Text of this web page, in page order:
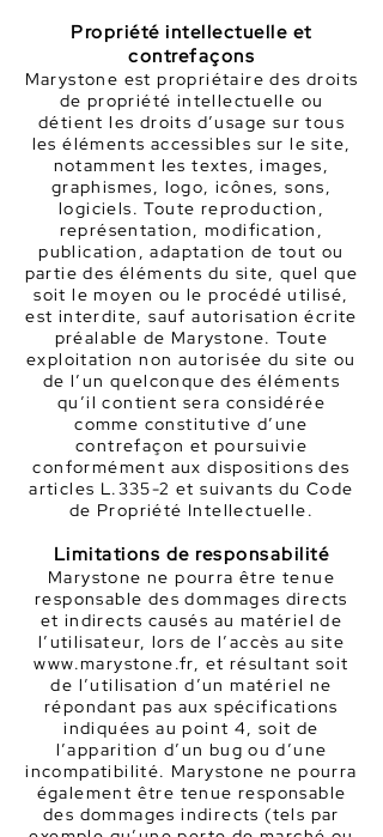
Propriété intellectuelle et
contrefaçons
Marystone est propriétaire des droits
de propriété intellectuelle ou
détient les droits d’usage sur tous
les éléments accessibles sur le site,
notamment les textes, images,
graphismes, logo, icônes, sons,
logiciels. Toute reproduction,
représentation, modification,
publication, adaptation de tout ou
partie des éléments du site, quel que
soit le moyen ou le procédé utilisé,
est interdite, sauf autorisation écrite
préalable de Marystone. Toute
exploitation non autorisée du site ou
de l’un quelconque des éléments
qu’il contient sera considérée
comme constitutive d’une
contrefaçon et poursuivie
conformément aux dispositions des
articles L.335-2 et suivants du Code
de Propriété Intellectuelle.
Limitations de responsabilité
Marystone ne pourra être tenue
responsable des dommages directs
et indirects causés au matériel de
l’utilisateur, lors de l’accès au site
www.marystone.fr, et résultant soit
de l’utilisation d’un matériel ne
répondant pas aux spécifications
indiquées au point 4, soit de
l’apparition d’un bug ou d’une
incompatibilité. Marystone ne pourra
également être tenue responsable
des dommages indirects (tels par